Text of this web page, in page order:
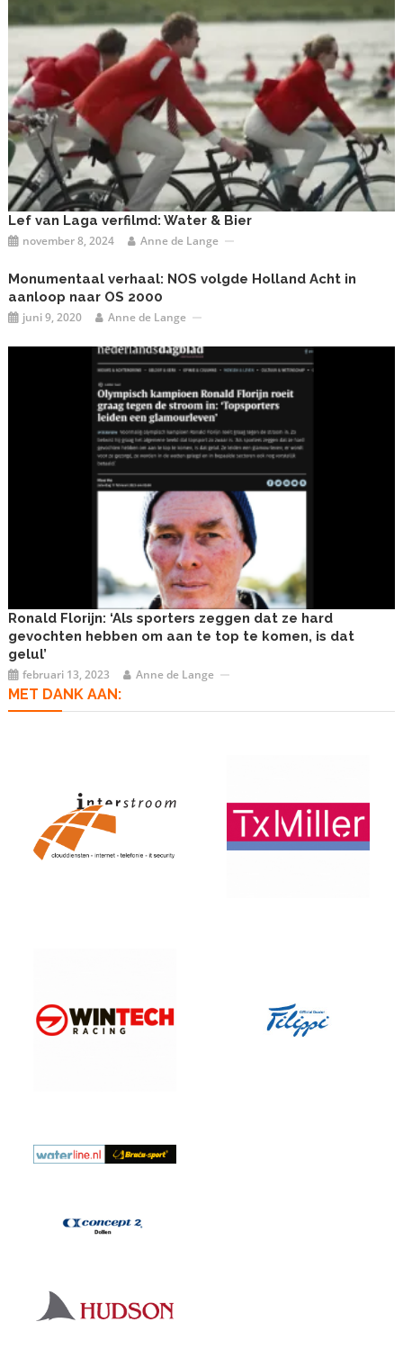
Lef van Laga verfilmd: Water & Bier
november 8, 2024 Anne de Lange
Monumentaal verhaal: NOS volgde Holland Acht in
aanloop naar OS 2000
juni 9, 2020 Anne de Lange
Ronald Florijn: ‘Als sporters zeggen dat ze hard
gevochten hebben om aan te top te komen, is dat
gelul’
februari 13, 2023 Anne de Lange
MET DANK AAN: